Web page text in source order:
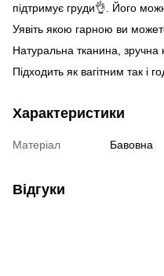
підтримує груди👌. Його
Уявіть якою гарною ви
Натуральна тканина, зручна
Підходить як вагітним так і
Характеристики
Матеріал Бавовна
Відгуки